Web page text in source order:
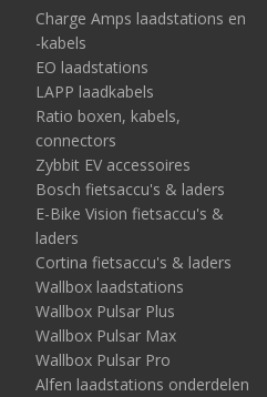
Charge Amps laadstations en
-kabels
EO laadstations
LAPP laadkabels
Ratio boxen, kabels,
connectors
Zybbit EV accessoires
Bosch fietsaccu's & laders
E-Bike Vision fietsaccu's &
laders
Cortina fietsaccu's & laders
Wallbox laadstations
Wallbox Pulsar Plus
Wallbox Pulsar Max
Wallbox Pulsar Pro
Alfen laadstations onderdelen